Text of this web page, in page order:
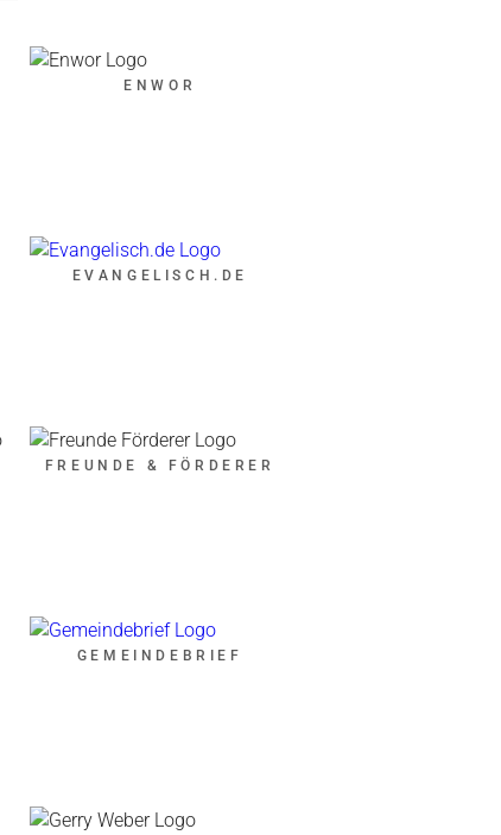
ENWOR
EVANGELISCH.DE
FREUNDE & FÖRDERER
GEMEINDEBRIEF